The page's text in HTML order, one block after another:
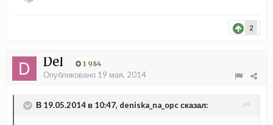
2
Del 1 984
Опубликовано 19 мая, 2014
В 19.05.2014 в 10:47, deniska_na_opc сказал: